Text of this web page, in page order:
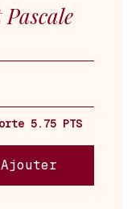
5.75 PTS
Ajouter